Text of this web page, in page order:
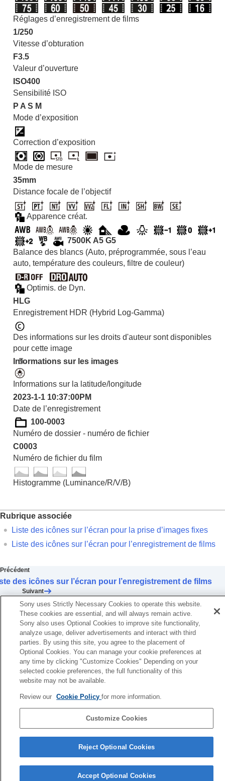
Réglages d’enregistrement de films
1/250
Vitesse d’obturation
F3.5
Valeur d’ouverture
ISO400
Sensibilité ISO
P A S M
Mode d’exposition
Correction d’exposition
Mode de mesure
35mm
Distance focale de l’objectif
Apparence créat.
7500K A5 G5
Balance des blancs (Auto, préprogrammée, sous l’eau
auto, température des couleurs, filtre de couleur)
Optimis. de Dyn.
HLG
Enregistrement HDR (Hybrid Log-Gamma)
Des informations sur les droits d'auteur sont disponibles
pour cette image
Informations sur les images
Informations sur la latitude/longitude
2023-1-1 10:37:00PM
Date de l’enregistrement
100-0003
Numéro de dossier - numéro de fichier
C0003
Numéro de fichier du film
Histogramme (Luminance/R/V/B)
Rubrique associée
Liste des icônes sur l’écran pour la prise d’images fixes
Liste des icônes sur l’écran pour l’enregistrement de films
Précédent
des icônes sur l’écran pour l’enregistrement de films
Suivant
Liste des valeurs des réglages par défaut (Prise de
TP1001420792
Pour plus d’informations sur la conformité aux lois sur l’accessibilité du
Web en France, reportez-vous à la page suivante.
Accessibilité en France : conformité partielle
https://helpguide.sony.net/accessibility/france/v1/fr/index.html
Page de sélection de la langue
Copyright 2023 Sony Corporation
Sony uses Strictly Necessary Cookies to operate this website.
These cookies are essential, and will always remain active.
Sony also uses Optional Cookies to improve site functionality,
analyze usage, deliver advertisements and interact with third
parties. By using this site, you agree to the placement of
Optional Cookies. You can manage your cookie preferences at
any time by clicking "Customize Cookies" Depending on your
selected cookie preferences, the full functionality of this
website may not be available.
Review our Cookie Policyfor more information.
Customize Cookies
Reject Optional Cookies
Accept Optional Cookies